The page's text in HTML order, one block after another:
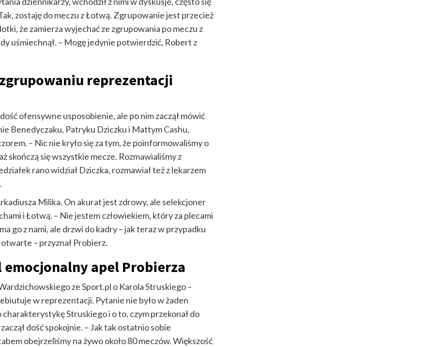
zostaję do meczu z Łotwą. Zgrupowanie jest przecież
że zamierza wyjechać ze zgrupowania po meczu z
uśmiechnął. – Mogę jedynie potwierdzić, Robert z
reprezentacji
ofensywne usposobienie, ale po nim zaczął mówić
Benedyczaku, Patryku Dziczku i Mattym Cashu,
– Nic nie kryło się za tym, że poinformowaliśmy o
skończą się wszystkie mecze. Rozmawialiśmy z
rano widział Dziczka, rozmawiał też z lekarzem
Milika. On akurat jest zdrowy, ale selekcjoner
i Łotwą. – Nie jestem człowiekiem, który za plecami
go z nami, ale drzwi do kadry – jak teraz w przypadku
– przyznał Probierz.
apel Probierza
ze Sport.pl o Karola Struskiego –
w reprezentacji. Pytanie nie było w żaden
Struskiego i o to, czym przekonał do
dość spokojnie. – Jak tak ostatnio sobie
obejrzeliśmy na żywo około 80 meczów. Większość